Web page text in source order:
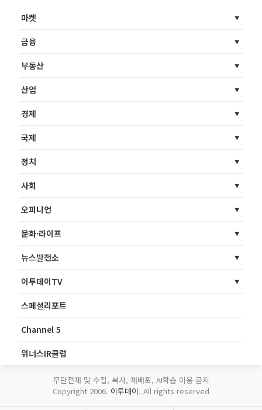
마켓
금융
부동산
산업
경제
국제
정치
사회
오피니언
문화·라이프
뉴스발전소
이투데이TV
스페셜리포트
Channel 5
위너스IR클럽
무단전재 및 수집, 복사, 재배포, AI학습 이용 금지
Copyright 2006. 이투데이. All rights reserved